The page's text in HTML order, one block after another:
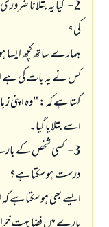
2- کیا یہ بتلانا
کی؟
ہمارے ساتھ کچھ ایسا
کس نے یہ بات کی ہے
کہتا ہے کہ : "وہ اپنی
اسے بتلایا گیا۔
3- کسی شخص کے بارے
درست ہو سکتا ہے؟
ایسے بھی ہو سکتا